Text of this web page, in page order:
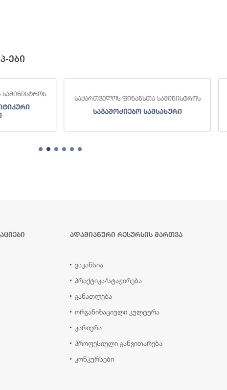
ები
საქართველოს ფინანსთა სამინისტროს
საგამოძიებო სამსახური
ადამიანური რესურსის მართვა
ვაკანსია
პრაქტიკა/სტაჟირება
განათლება
ორგანიზაციული კულტურა
კარიერა
პროფესიული განვითარება
კონკურსები